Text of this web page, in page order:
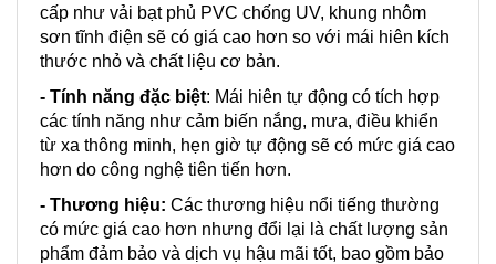
cấp như vải bạt phủ PVC chống UV, khung nhôm
sơn tĩnh điện sẽ có giá cao hơn so với mái hiên kích
thước nhỏ và chất liệu cơ bản.
- Tính năng đặc biệt: Mái hiên tự động có tích hợp
các tính năng như cảm biến nắng, mưa, điều khiển
từ xa thông minh, hẹn giờ tự động sẽ có mức giá cao
hơn do công nghệ tiên tiến hơn.
- Thương hiệu: Các thương hiệu nổi tiếng thường
có mức giá cao hơn nhưng đổi lại là chất lượng sản
phẩm đảm bảo và dịch vụ hậu mãi tốt, bao gồm bảo